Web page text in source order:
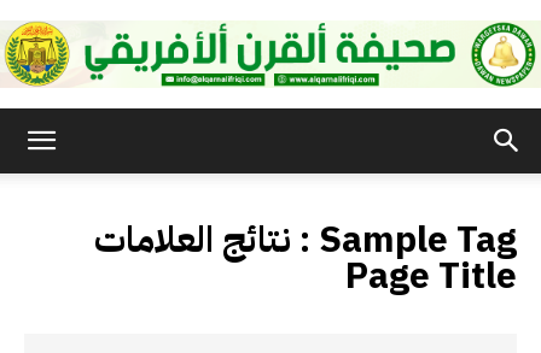
القرن نتائج العلامات : Sample Tag
Page Title